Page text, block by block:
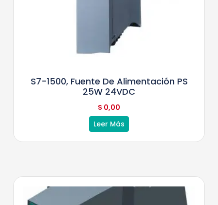
S7-1500, Fuente De Alimentación PS
25W 24VDC
$ 0,00
Leer Más